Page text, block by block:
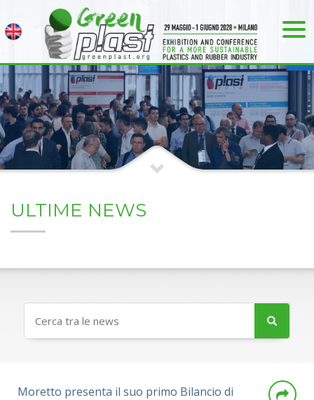
ULTIME NEWS
Moretto presenta il suo primo Bilancio di